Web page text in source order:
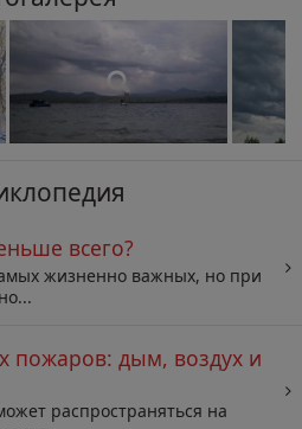
всего?
жизненно важных, но при
пожаров: дым, воздух и
распространяться на